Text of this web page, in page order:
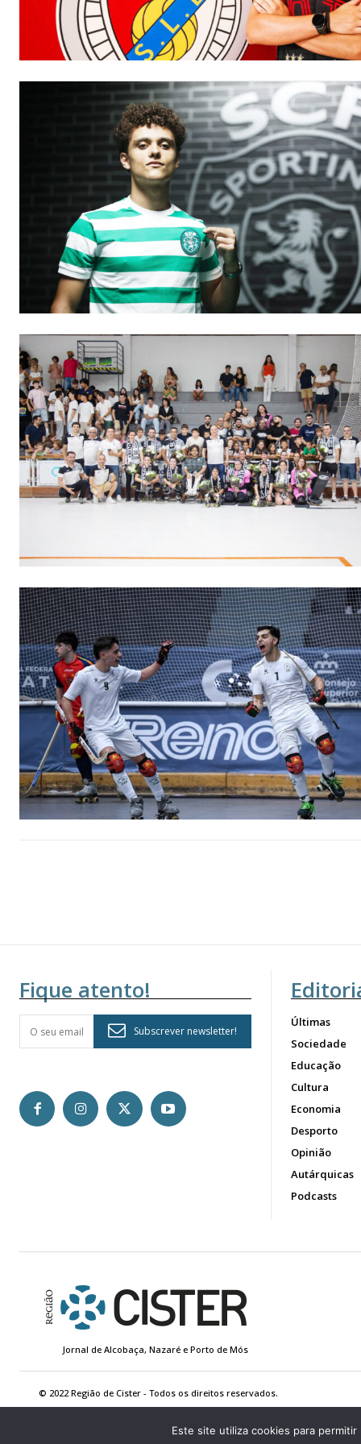
12
Edição em papel
em sua casa
Acesso ao
Acesso aos
assinantes
Ofertas para
Fique atento!
Subscrever newsletter!
Últimas
Sociedade
Educação
Cultura
Economia
Desporto
Opinião
Autárquicas
Podcasts
Jornal de Alcobaça, Nazaré e Porto de Mós
© 2022 Região de Cister - Todos os direitos reservados.
Este site utiliza cookies para